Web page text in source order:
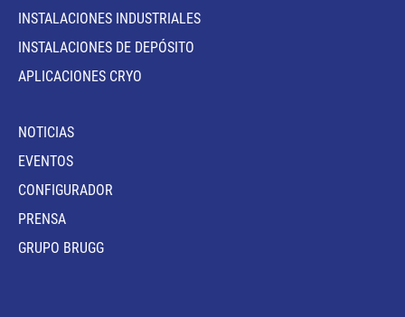
INSTALACIONES INDUSTRIALES
INSTALACIONES DE DEPÓSITO
APLICACIONES CRYO
NOTICIAS
EVENTOS
CONFIGURADOR
PRENSA
GRUPO BRUGG